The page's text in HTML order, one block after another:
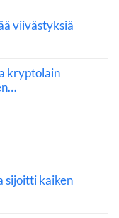
viivästyksiä
kryptolain
sijoitti kaiken